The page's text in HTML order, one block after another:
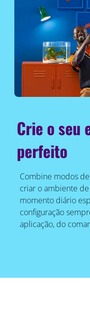
Crie o seu
perfeito
Combine modos
criar o ambiente
momento diário
configuração
aplicação, do